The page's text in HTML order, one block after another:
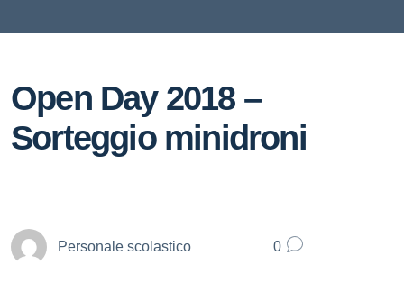
Open Day 2018 –
Sorteggio minidroni
Personale scolastico 0